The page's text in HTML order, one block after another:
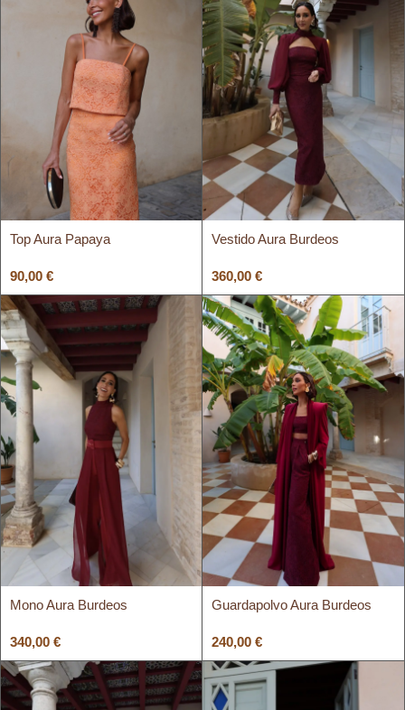
Top Aura Papaya
90,00 €
Vestido Aura Burdeos
360,00€
Mono Aura Burdeos
340,00 €
Guardapolvo Aura Burdeos
240,00€